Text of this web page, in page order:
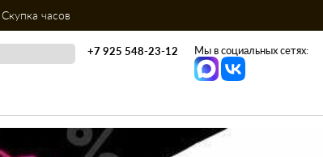
Скупка часов
+7 925 548-23-12 Мы в социальных сетях: